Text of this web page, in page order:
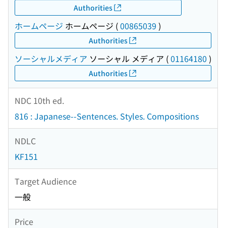
Authorities
ホームページ ホームページ (00865039 )
Authorities
ソーシャルメディア ソーシャル メディア (01164180 )
Authorities
NDC 10th ed.
816 : Japanese--Sentences. Styles. Compositions
NDLC
KF151
Target Audience
一般
Price